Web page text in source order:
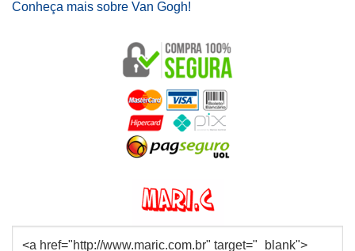
Conheça mais sobre Van Gogh!